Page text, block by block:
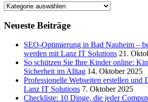
Kategorien
Neueste Beiträge
SEO-Optimierung in Bad Nauheim –
werden mit Lanz IT Solutions 21.
So schützen Sie Ihre Kinder online:
Sicherheit im Alltag 14. Oktober 2025
Professionelle Webseiten erstellen und
Lanz IT Solutions 7. Oktober 2025
Checkliste: 10 Dinge, die jeder